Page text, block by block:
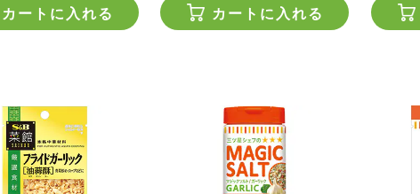
カートに入れる カートに入れる